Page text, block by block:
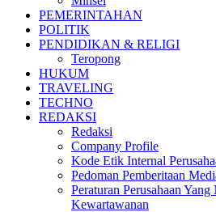
PEMERINTAHAN
POLITIK
PENDIDIKAN & RELIGI
Teropong
HUKUM
TRAVELING
TECHNO
REDAKSI
Redaksi
Company Profile
Kode Etik Internal
Pedoman Pemberitaan
Peraturan Perusahaan
Kewartawanan